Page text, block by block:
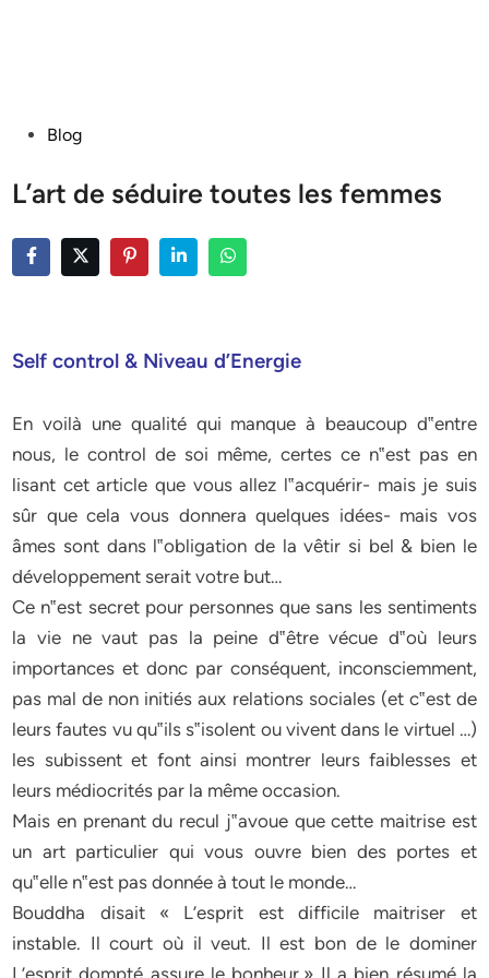
PostedBlog
L’art de séduire toutes les femmes
Self control & Niveau d’Energie
En voilà une qualité qui manque à beaucoup d‟entre
nous, le control de soi même, certes ce n‟est pas en
lisant cet article que vous allez l‟acquérir- mais je suis
sûr que cela vous donnera quelques idées- mais vos
âmes sont dans l‟obligation de la vêtir si bel & bien le
développement serait votre but…
Ce n‟est secret pour personnes que sans les sentiments
la vie ne vaut pas la peine d‟être vécue d‟où leurs
importances et donc par conséquent, inconsciemment,
pas mal de non initiés aux relations sociales (et c‟est de
leurs fautes vu qu‟ils s‟isolent ou vivent dans le virtuel …)
les subissent et font ainsi montrer leurs faiblesses et
leurs médiocrités par la même occasion.
Mais en prenant du recul j‟avoue que cette maitrise est
un art particulier qui vous ouvre bien des portes et
qu‟elle n‟est pas donnée à tout le monde…
Bouddha disait « L’esprit est difficile maitriser et
instable. Il court où il veut. Il est bon de le dominer
L’esprit dompté assure le bonheur.» Il a bien résumé la